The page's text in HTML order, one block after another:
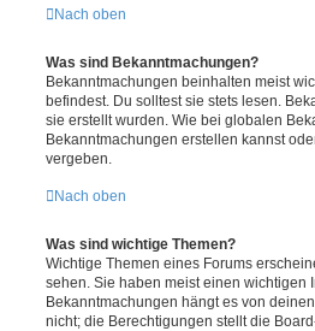
Nach oben
Was sind Bekanntmachungen?
Bekanntmachungen beinhalten meist
befindest. Du solltest sie stets lesen.
sie erstellt wurden. Wie bei globalen
Bekanntmachungen erstellen kannst
vergeben.
Nach oben
Was sind wichtige Themen?
Wichtige Themen eines Forums
sehen. Sie haben meist einen wichtigen
Bekanntmachungen hängt es von
nicht; die Berechtigungen stellt die